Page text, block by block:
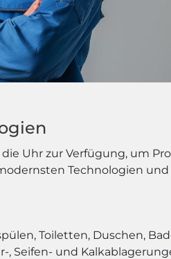
Uhr zur Verfügung, um
Technologien
Toiletten, Duschen,
, Seifen- und